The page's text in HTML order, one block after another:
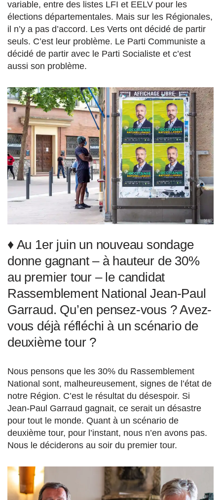
variable, entre des listes LFI et EELV pour les
élections départementales. Mais sur les Régionales,
il n’y a pas d’accord. Les Verts ont décidé de partir
seuls. C’est leur problème. Le Parti Communiste a
décidé de partir avec le Parti Socialiste et c’est
aussi son problème.
♦ Au 1er juin un nouveau sondage
donne gagnant – à hauteur de 30%
au premier tour – le candidat
Rassemblement National Jean-Paul
Garraud. Qu’en pensez-vous ? Avez-
vous déjà réfléchi à un scénario de
deuxième tour ?
Nous pensons que les 30% du Rassemblement
National sont, malheureusement, signes de l’état de
notre Région. C’est le résultat du désespoir. Si
Jean-Paul Garraud gagnait, ce serait un désastre
pour tout le monde. Quant à un scénario de
deuxième tour, pour l’instant, nous n’en avons pas.
Nous le déciderons au soir du premier tour.